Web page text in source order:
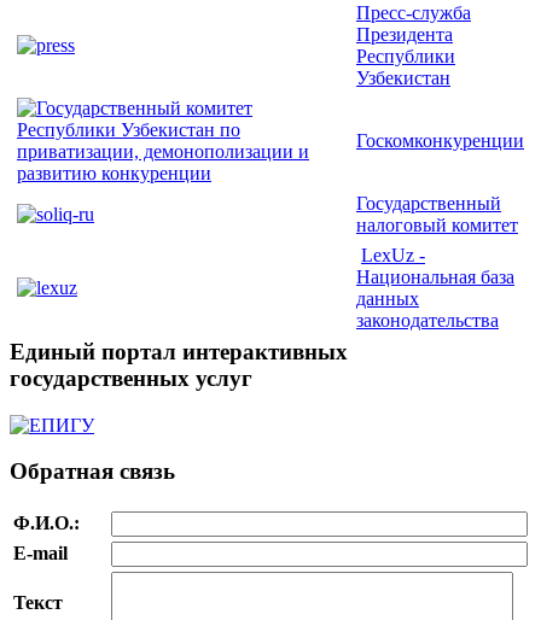
Пресс-служба
Президента
Республики
Узбекистан
Госкомконкуренции
Государственный
налоговый комитет
LexUz -
Национальная база
данных
законодательства
Единый портал интерактивных
государственных услуг
Обратная связь
Ф.И.О.:
E-mail
Текст